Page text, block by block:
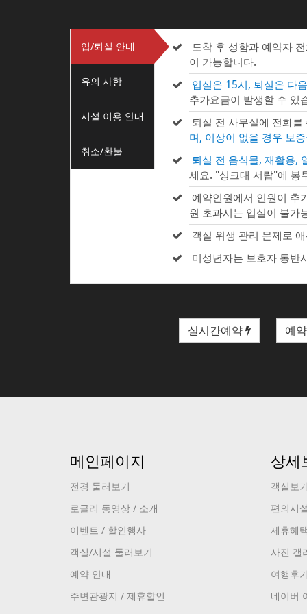
입/퇴실 안내
유의 사항
시설 이용 안내
취소/환불
도착 후 성함과 예약자
이 가능합니다.
입실은 15시, 퇴실은 다
추가요금이 발생할 수 있
퇴실 전 사무실에 전화를
며, 이상이 없을 경우 보
퇴실 전 음식물, 재활용,
세요. "싱크대 서랍"에 봉
예약인원에서 인원이 추
원 초과시는 입실이 불가
객실 위생 관리 문제로
미성년자는 보호자 동반
실시간예약 예
메인페이지
전경 둘러보기
로글리 동영상 / 소개
이벤트 / 할인행사
객실/시설 둘러보기
예약 안내
주변관광지 / 제휴할인
상세
객실보기
편의시설
제휴혜택
사진 갤
여행후기
네이버